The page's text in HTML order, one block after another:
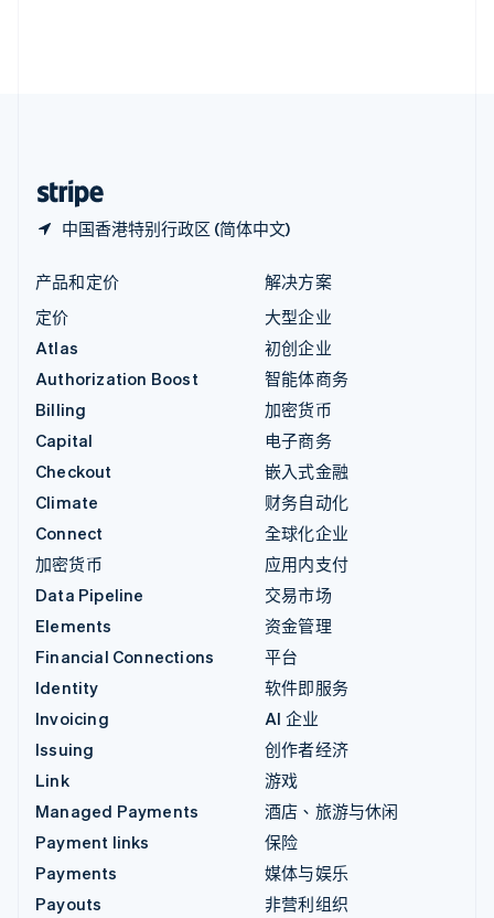
中国香港特别行政区 (简体中文)
产品和定价
定价
Atlas
Authorization Boost
Billing
Capital
Checkout
Climate
Connect
加密货币
Data Pipeline
Elements
Financial Connections
Identity
Invoicing
Issuing
Link
Managed Payments
Payment links
Payments
Payouts
解决方案
大型企业
初创企业
智能体商务
加密货币
电子商务
嵌入式金融
财务自动化
全球化企业
应用内支付
交易市场
资金管理
平台
软件即服务
AI 企业
创作者经济
游戏
酒店、旅游与休闲
保险
媒体与娱乐
非营利组织